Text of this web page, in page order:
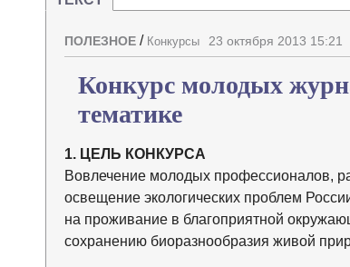
ПОЛЕЗНОЕ/ Конкурсы 23 октября 2013 15:21
Конкурс молодых
тематике
1. ЦЕЛЬ КОНКУРСА
Вовлечение молодых профессионалов,
освещение экологических проблем
на проживание в благоприятной
сохранению биоразнообразия живой